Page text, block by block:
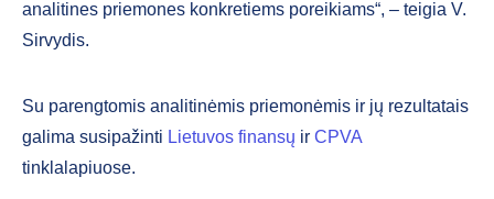
analitines priemones konkretiems poreikiams“, – teigia V.
Sirvydis.
Su parengtomis analitinėmis priemonėmis ir jų rezultatais
galima susipažinti Lietuvos finansų ir CPVA
tinklalapiuose.